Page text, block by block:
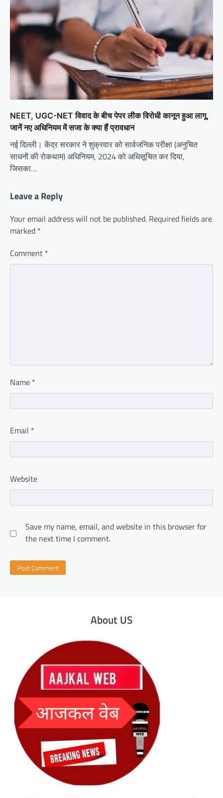
NEET, UGC-NET विवाद के बीच पेपर लीक विरोधी कानून हुआ लागू,
जानें नए अधिनियम में सजा के क्या हैं प्रावधान
नई दिल्ली। केंद्र सरकार ने शुक्रवार को सार्वजनिक परीक्षा (अनुचित
साधनों की रोकथाम) अधिनियम, 2024 को अधिसूचित कर दिया,
जिसका…
Leave a Reply
Your email address will not be published. Required fields are
marked *
Comment *
Name *
Email *
Website
Save my name, email, and website in this browser for
the next time I comment.
About US